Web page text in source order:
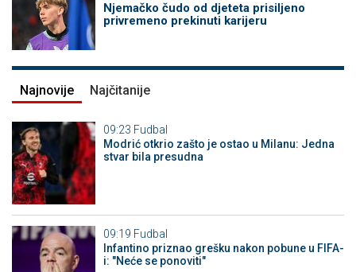
Njemačko čudo od djeteta prisiljeno
privremeno prekinuti karijeru
Najnovije Najčitanije
09:23 Fudbal
Modrić otkrio zašto je ostao u Milanu: Jedna
stvar bila presudna
09:19 Fudbal
Infantino priznao grešku nakon pobune u FIFA-
i: "Neće se ponoviti"